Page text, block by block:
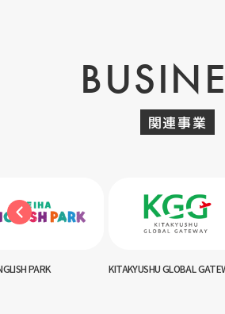
関連事業
PARK KITAKYUSHU GLOBAL